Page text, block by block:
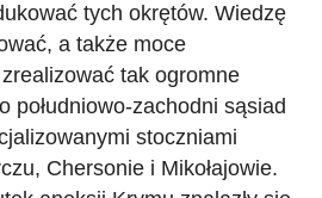
tych okrętów. Wiedzę
a także moce
tak ogromne
południowo-zachodni sąsiad
stoczniami
Chersonie i Mikołajowie.